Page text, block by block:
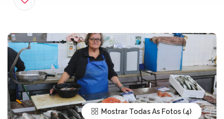
Mostrar Todas As Fotos